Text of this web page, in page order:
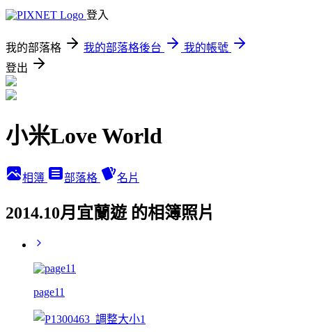
登入
我的部落格 我的部落格後台
我的帳號
登出
小米Love World
相簿 部落格 名片
2014.10月宜蘭遊 的相簿照片
page11